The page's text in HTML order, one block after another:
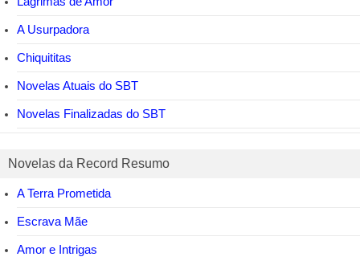
A Usurpadora
Chiquititas
Novelas Atuais do SBT
Novelas Finalizadas do SBT
Novelas da Record Resumo
A Terra Prometida
Escrava Mãe
Amor e Intrigas